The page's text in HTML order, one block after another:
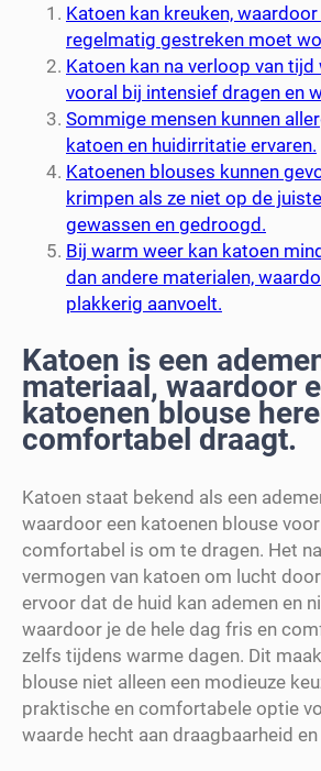
Katoen kan kreuken,
regelmatig gestreken moet
Katoen kan na verloop van tijd
vooral bij intensief dragen en
Sommige mensen kunnen
katoen en huidirritatie ervaren.
Katoenen blouses kunnen
krimpen als ze niet op de
gewassen en gedroogd.
Bij warm weer kan katoen
dan andere materialen,
plakkerig aanvoelt.
Katoen is een
materiaal, waardoor
katoenen blouse
comfortabel draagt.
Katoen staat bekend als een
waardoor een katoenen blouse
comfortabel is om te dragen. Het
vermogen van katoen om lucht
ervoor dat de huid kan ademen en
waardoor je de hele dag fris en
zelfs tijdens warme dagen. Dit
blouse niet alleen een modieuze
praktische en comfortabele optie
waarde hecht aan draagbaarheid